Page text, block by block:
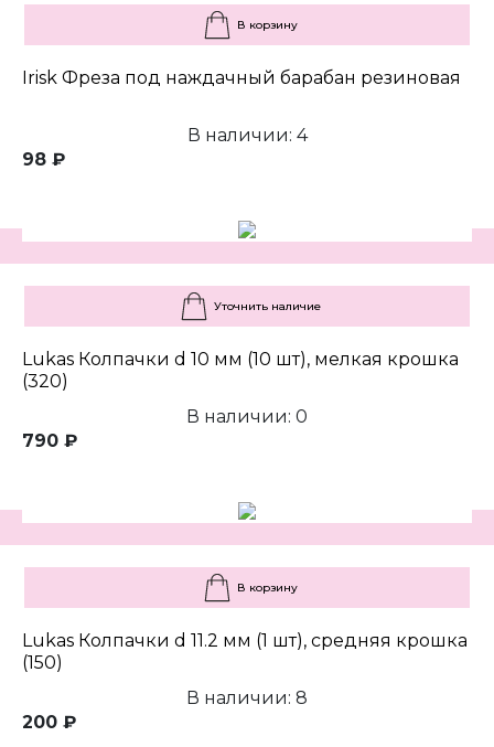
В корзину
Irisk Фреза под наждачный барабан резиновая
В наличии: 4
98 ₽
Уточнить наличие
Lukas Колпачки d 10 мм (10 шт), мелкая крошка
(320)
В наличии: 0
790 ₽
В корзину
Lukas Колпачки d 11.2 мм (1 шт), средняя крошка
(150)
В наличии: 8
200 ₽